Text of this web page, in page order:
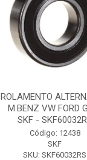
ROLAMENTO
M.BENZ VW FORD
SKF -
Código: 12438
SKF
SKU: SKF60032RS